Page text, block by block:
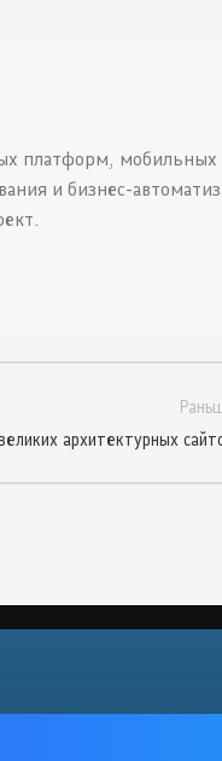
платформ, мобильных
и бизнес-
архитектурных